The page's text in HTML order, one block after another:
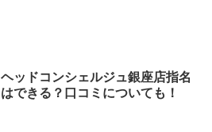
ヘッドコンシェルジュ銀座店指名
はできる？口コミについても！